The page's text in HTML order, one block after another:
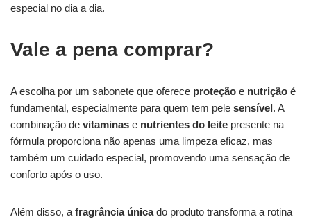
especial no dia a dia.
Vale a pena comprar?
A escolha por um sabonete que oferece proteção e nutrição é
fundamental, especialmente para quem tem pele sensível. A
combinação de vitaminas e nutrientes do leite presente na
fórmula proporciona não apenas uma limpeza eficaz, mas
também um cuidado especial, promovendo uma sensação de
conforto após o uso.
Além disso, a fragrância únicado produto transforma a rotina